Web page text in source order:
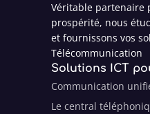
Véritable partenaire
prospérité, nous
et fournissons vos
Télécommunication
Solutions ICT
Communication
Le central